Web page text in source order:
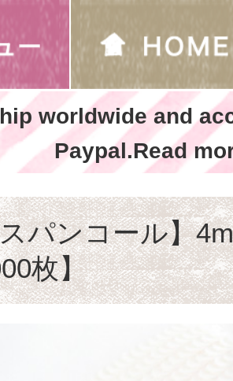
worldwide and
Paypal.Read
パンコール】
枚】